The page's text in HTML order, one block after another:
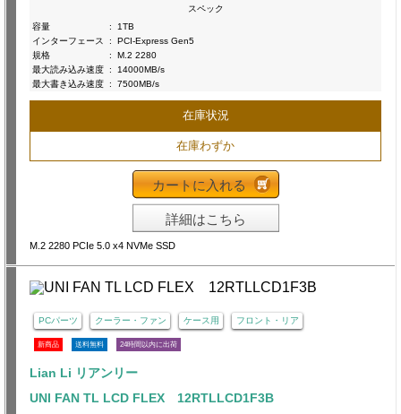
スペック
容量
:
1TB
インターフェース
:
PCI-Express Gen5
規格
:
M.2 2280
最大読み込み速度 :
14000MB/s
最大書き込み速度 : 7500MB/s
在庫状況
在庫わずか
カートに入れる
詳細はこちら
M.2 2280 PCIe 5.0 x4 NVMe SSD
PCパーツ クーラー・ファン ケース用 フロント・リア
新商品 送料無料 24時間以内に出荷
Lian Li リアンリー
UNI FAN TL LCD FLEX 12RTLLCD1F3B